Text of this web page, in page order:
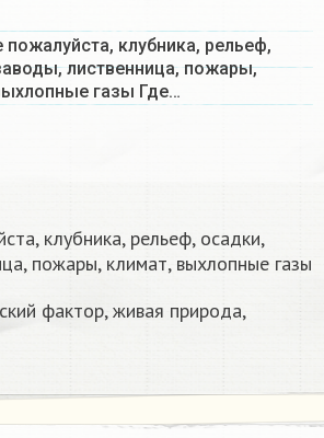
пожалуйста, клубника, рельеф,
лиственница, пожары,
газы Где…
клубника, рельеф, осадки,
пожары, климат, выхлопные газы
фактор, живая природа,